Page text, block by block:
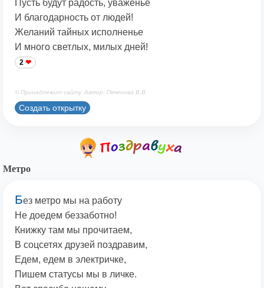
Пусть будут радость, уваженье
И благодарность от людей!
Желаний тайных исполненье
И много светлых, милых дней!
2
© Принадлежит сайту. Автор: Печенова В.В.
Создать открытку
Метро
Без метро мы на работу
Не доедем беззаботно!
Книжку там мы прочитаем,
В соцсетях друзей поздравим,
Едем, едем в электричке,
Пишем статусы мы в личке.